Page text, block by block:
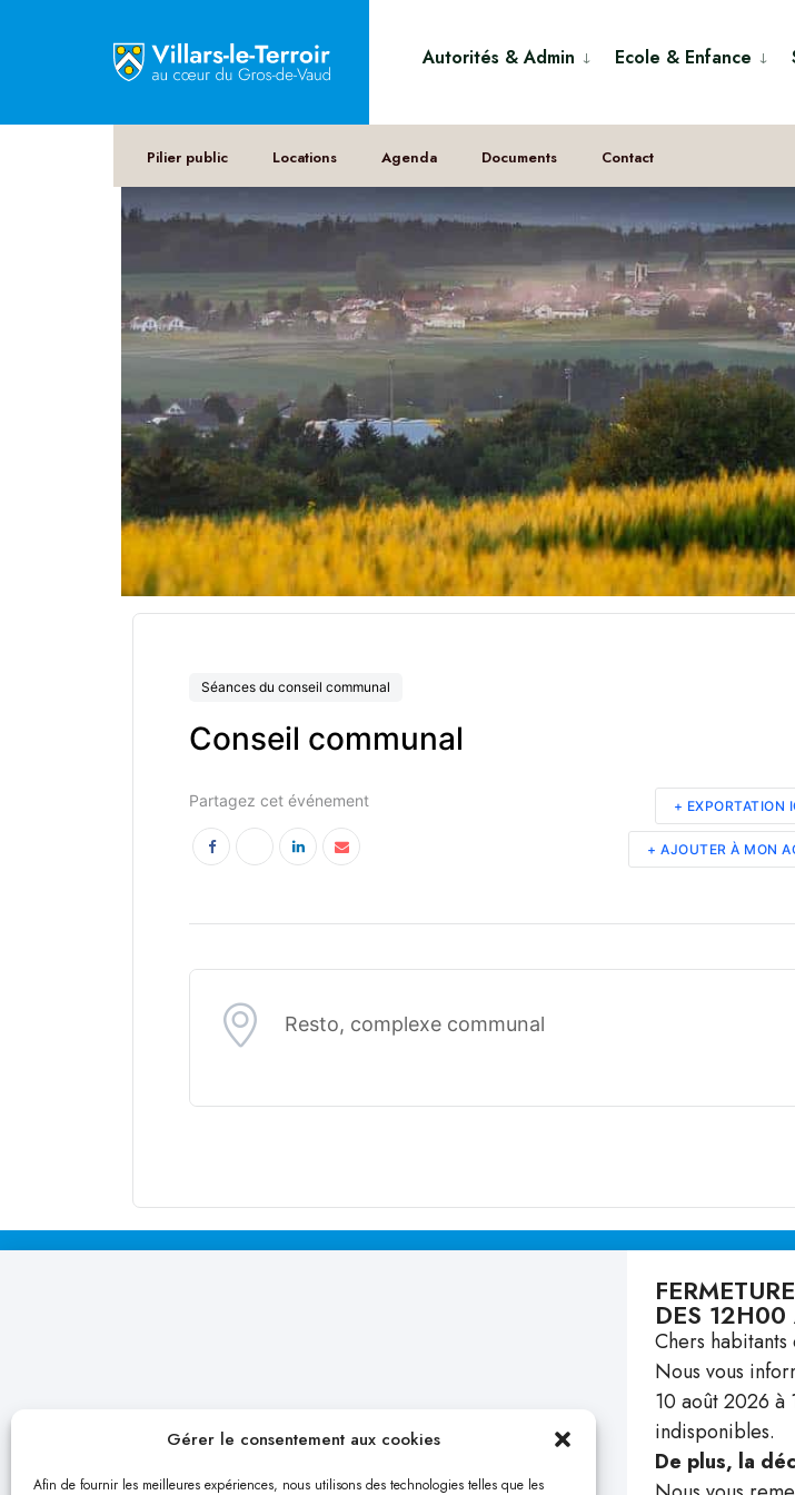
Gérer le consentement aux cookies
Afin de fournir les meilleures expériences, nous utilisons des technologies telles que les
Autorités & Admin Ecole & Enfance
Pilier public Locations Agenda Documents Contact
Séances du conseil communal
Conseil communal
Partagez cet événement
+ AJOUTER À MON
+ EXPORTATION
Resto, complexe communal
Vivre ici
Autorités
Ecole &
Santé &
Culture &
DES
Chers
Nous vous
10 août 2026 à
indisponibles.
De plus, la